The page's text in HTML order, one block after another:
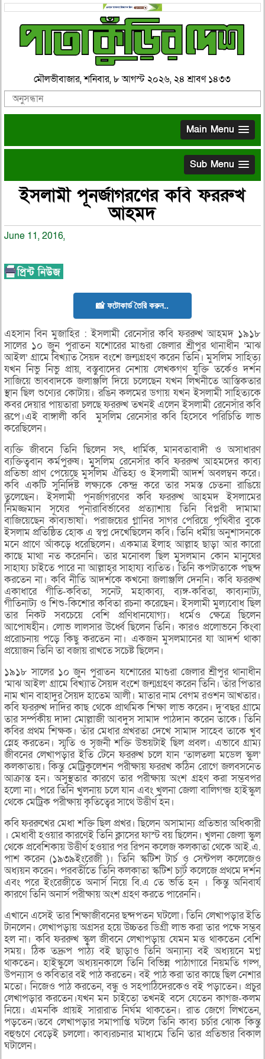
মৌলভীবাজার, শনিবার, ৮ আগস্ট ২০২৬, ২৪ শ্রাবণ ১৪৩৩
Main Menu
Sub Menu
ইসলামী পূনর্জাগরণের কবি ফররুখ
আহমদ
June 11, 2016,
📸 ফটোকার্ড তৈরি করুন..
এহসান বিন মুজাহির : ইসলামী রেনেসাঁর কবি ফররুখ আহমদ ১৯১৮
সালের ১০ জুন পুরাতন যশোরের মাগুরা জেলার শ্রীপুর থানাধীন ‘মাঝ
আইল’ গ্রামে বিখ্যাত সৈয়দ বংশে জন্মগ্রহণ করেন তিনি। মুসলিম সাহিত্য
যখন নিভু নিভু প্রায়, বস্তুবাদের নেশায় লেখকগণ যুক্তি তর্কেও দর্শন
সাজিয়ে ভাববাদকে জলাঞ্জলি দিয়ে চলেছেন যখন লিখনীতে আস্তিকতার
স্থান ছিল শুণ্যের কোটায়। রঙিন কলমের ডগায় যখন ইসলামী সাহিত্যকে
কবর দেয়ার পায়তারা চলছে ফররুখ তখনই এলেন ইসলামী রেনেসাঁর কবি
রূপে।এই বাঙ্গালী কবি মুসলিম রেনেসাঁর কবি হিসেবে পরিচিতি লাভ
করেছিলেন।
ব্যক্তি জীবনে তিনি ছিলেন সৎ, ধার্মিক, মানবতাবাদী ও অসাধারণ
ব্যক্তিত্ববান কর্মপুরুষ। মুুসলিম রেনেসাঁর কবি ফররুখ আহমদের কাব্য
প্রতিভা প্রাণ পেয়েছে মুসলিম ঐতিহ্য ও ইসলামী আদর্শ অবলম্বন করে।
কবি একটি সুনির্দিষ্ট লক্ষ্যকে কেন্দ্র করে তার সমস্ত চেতনা রাঙিয়ে
তুলেছেন। ইসলামী পূনর্জাগরণের কবি ফররুখ আহমদ ইসলামের
নিমজ্জমান সূযের পূনারাবির্ভাবের প্রত্যাশায় তিনি বিপ্লবী দামামা
বাজিয়েছেন কাব্যভাষা। পরাজয়ের গ্লানির সাগর পেরিয়ে পৃথিবীর বুকে
ইসলাম প্রতিষ্ঠিত হোক এ স্বপ্ন দেখেছিলেন কবি। তিনি ধর্মীয় অনুশাসনকে
মনে প্রাণে আঁকড়ে ধরেছিলেন। একমাত্র ইলাহ আল্লাহ ছাড়া আর কারো
কাছে মাথা নত করেননি। তার মনোবল ছিল মুসলমান কোন মানুষের
সাহায্য চাইতে পারে না আল্লাহর সাহায্য ব্যতিত। তিনি কপটাতাকে পছন্দ
করতেন না। কবি নীতি আদর্শকে কখনো জলাঞ্জলি দেননি। কবি ফররুখ
একাধারে গীতি-কবিতা, সনেট, মহাকাব্য, ব্যঙ্গ-কবিতা, কাব্যনাট্য,
গীতিনাট্য ও শিশু-কিশোর কবিতা রচনা করেছেন। ইসলামী মুল্যবোধ ছিল
তার নিকট সবচেয়ে বেশি প্রণিধানযোগ্য। ধর্মেও ক্ষেত্রে ছিলেন
আপোষহীন। লোভ লালসার উর্ধ্বে ছিলেন তিনি। কারও প্রলোভনে কিংবা
প্ররোচনায় পড়ে কিছু করতেন না। একজন মুসলমানের যা আদর্শ থাকা
প্রয়োজন তিনি তা বজায় রাখতে সচেষ্ট ছিলেন।
১৯১৮ সালের ১০ জুন পুরাতন যশোরের মাগুরা জেলার শ্রীপুর থানাধীন
‘মাঝ আইল’ গ্রামে বিখ্যাত সৈয়দ বংশে জন্মগ্রহণ করেন তিনি। তাঁর পিতার
নাম খান বাহাদুর সৈয়দ হাতেম আলী। মাতার নাম বেগম রওশন আখতার।
কবি ফররুখ দাদির কাছ থেকে প্রাথমিক শিক্ষা লাভ করেন। দু’বছর গ্রামে
তার সর্ম্পকীয় দাদা মোল্লাজী আবদুস সামাদ পাঠদান করেন তাকে। তিনি
কবির প্রথম শিক্ষক। তাঁর মেধার প্রখরতা দেখে সামাদ সাহেব তাকে খুব
স্নেহ করতেন। স্মৃতি ও সৃজনী শক্তি উভয়টাই ছিল প্রবল। এভাবে গ্রাম্য
জীবনের লেখাপড়ার ইতি টেনে ফররুখ চলে যান ‘তালতলা মডেল স্কুল’
কলকাতায়। কিন্তু মেট্রিকুলেশন পরীক্ষায় ফররখ কঠিন রোগে জলবসনেত
আক্রান্ত হন। অসুস্থতার কারণে তার পরীক্ষায় অংশ গ্রহণ করা সম্ভবপর
হলো না। পরে তিনি খুলনায় চলে যান এবং খুলনা জেলা বালিগন্জ হাইস্কুল
থেকে মেট্রিক পরীক্ষায় কৃতিত্বের সাথে উত্তীর্ণ হন।
কবি ফররুখের মেধা শক্তি ছিল প্রখর। ছিলেন অসামান্য প্রতিভার অধিকারী
। মেধাবী হওয়ার কারণেই তিনি ক্লাসের ফাস্ট বয় ছিলেন। খুলনা জেলা স্কুল
থেকে প্রবেশিকায় উত্তীর্ণ হওয়ার পর রিপন কলেজ কলকাতা থেকে আই.এ.
পাশ করেন (১৯৩৯ইংরেজী )। তিনি স্কটিশ টার্চ ও সেন্টপল কলেজেও
অধ্যয়ন করেন। পরবর্তীতে তিনি কলকাতা স্কটিশ চার্ট কলেজে প্রথমে দর্শন
এবং পরে ইংরেজীতে অনার্স নিয়ে বি.এ তে ভর্তি হন । কিন্তু অনিবার্য
কারণে তিনি অনার্স পরীক্ষায় অংশ গ্রহণ করতে পারেননি।
এখানে এসেই তার শিক্ষাজীবনের ছন্দপতন ঘটলো। তিনি লেখাপড়ার ইতি
টানলেন। লেখাপড়ায় অগ্রসর হয়ে উচ্চতর ডিগ্রী লাভ করা তার পক্ষে সম্ভব
হল না। কবি ফররুখ স্কুল জীবনে লেখাপড়ায় যেমন মত্ত থাকতেন বেশি
সময়। ঠিক তদ্রুপ পাঠ্য বই ছাড়াও তিনি অন্যান্য বই অধ্যয়নে মগ্ন
থাকতেন। হাইস্কুলে অধ্যয়নকালে তিনি বিভিন্ন পাঠাগারে নিয়মতি গল্প,
উপন্যাস ও কবিতার বই পাঠ করতেন। বই পাঠ করা তার কাছে ছিল নেশার
মতো। নিজেও পাঠ করতেন, বন্ধু ও সহপাঠিদেরকেও বই পড়াতেন। প্রচুর
লেখাপড়ার করতেন।যখন মন চাইতো তখনই বসে যেতেন কাগজ-কলম
নিয়ে। এমনকি প্রায়ই সারারাত নির্ঘম থাকতেন। রাত জেগে লিখতেন,
পড়তেন।তবে লেখাপড়ার সমাপাপ্তি ঘটলে তিনি কাব্য চর্চার ঝোক কিন্তু
বহুগুণে বেড়েই চললো। কাব্যরচনার মাধ্যমে তিনি তার প্রতিভার বিকাল
ঘটালেন।